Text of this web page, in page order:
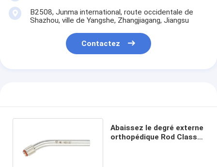
B2508, Junma international, route occidentale de
Shazhou, ville de Yangshe, Zhangjiagang, Jiangsu
Contactez
Abaissez le degré externe
orthopédique Rod Class